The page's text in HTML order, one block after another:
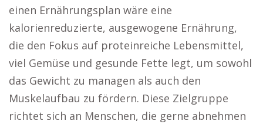
einen Ernährungsplan wäre eine
kalorienreduzierte, ausgewogene Ernährung,
die den Fokus auf proteinreiche Lebensmittel,
viel Gemüse und gesunde Fette legt, um sowohl
das Gewicht zu managen als auch den
Muskelaufbau zu fördern. Diese Zielgruppe
richtet sich an Menschen, die gerne abnehmen